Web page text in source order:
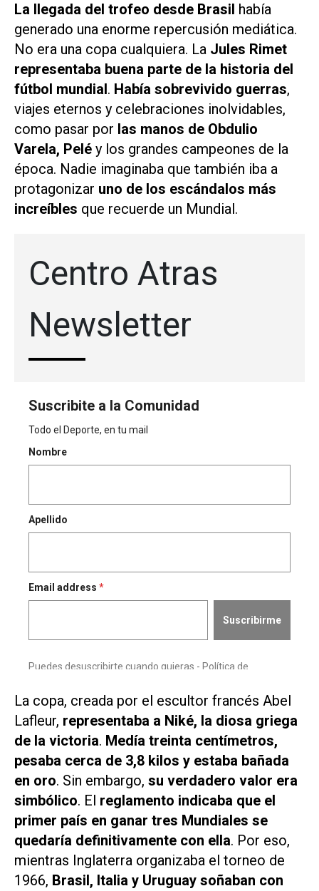
La llegada del trofeo desde Brasil había
generado una enorme repercusión mediática.
No era una copa cualquiera. La Jules Rimet
representaba buena parte de la historia del
fútbol mundial. Había sobrevivido guerras,
viajes eternos y celebraciones inolvidables,
como pasar por las manos de Obdulio
Varela, Pelé y los grandes campeones de la
época. Nadie imaginaba que también iba a
protagonizar uno de los escándalos más
increíbles que recuerde un Mundial.
La copa, creada por el escultor francés Abel
Lafleur, representaba a Niké, la diosa griega
de la victoria. Medía treinta centímetros,
pesaba cerca de 3,8 kilos y estaba bañada
en oro. Sin embargo, su verdadero valor era
simbólico. El reglamento indicaba que el
primer país en ganar tres Mundiales se
quedaría definitivamente con ella. Por eso,
mientras Inglaterra organizaba el torneo de
1966, Brasil, Italia y Uruguay soñaban con